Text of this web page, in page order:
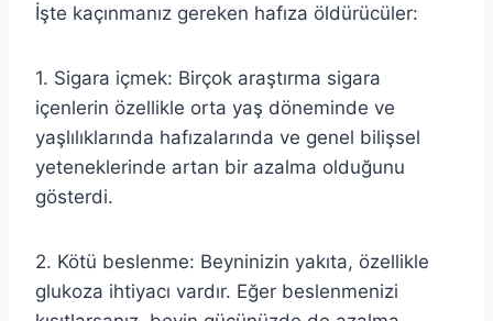
İşte kaçınmanız gereken hafıza öldürücüler:
1. Sigara içmek: Birçok araştırma sigara
içenlerin özellikle orta yaş döneminde ve
yaşlılıklarında hafızalarında ve genel bilişsel
yeteneklerinde artan bir azalma olduğunu
gösterdi.
2. Kötü beslenme: Beyninizin yakıta, özellikle
glukoza ihtiyacı vardır. Eğer beslenmenizi